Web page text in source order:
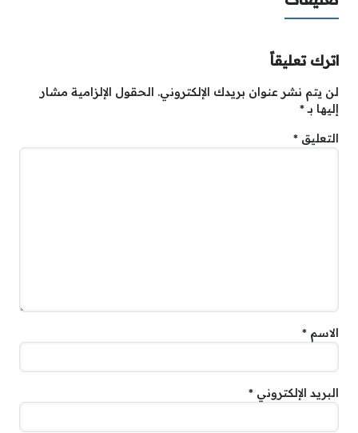
اترك تعليقاً
لن يتم نشر عنوان بريدك الإلكتروني. الحقول الإلزامية مشار
إليها بـ*
التعليق *
الاسم *
البريد الإلكتروني *